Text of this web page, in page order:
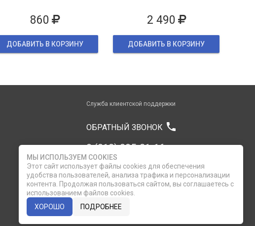
860
ДОБАВИТЬ В КОРЗИНУ
2 490
ДОБАВИТЬ В КОРЗИНУ
Служба клиентской поддержки
ОБРАТНЫЙ ЗВОНОК phone
8 (812) 335-21-16
8 (812) 335-21-17
7 (911) 947-43-48
МЫ ИСПОЛЬЗУЕМ COOKIES
Этот сайт использует файлы cookies для обеспечения
удобства пользователей, анализа трафика и персонализации
контента. Продолжая пользоваться сайтом, вы соглашаетесь с
использованием файлов cookies.
ХОРОШО
ПОДРОБНЕЕ